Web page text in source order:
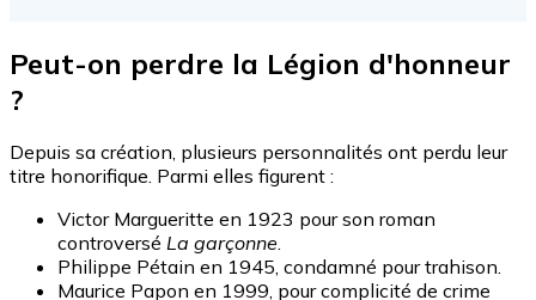
Peut-on perdre la Légion d'honneur
?
Depuis sa création, plusieurs personnalités ont perdu leur
titre honorifique. Parmi elles figurent :
Victor Margueritte en 1923 pour son roman
controversé La garçonne.
Philippe Pétain en 1945, condamné pour trahison.
Maurice Papon en 1999, pour complicité de crime